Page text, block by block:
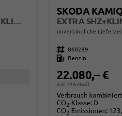
CLASSIC SELECTION KAMERA+SHZ+KLIMA+TEMPOMAT+LED+16" LM
SKODA
unverbindliche
Fahrzeugnr. 860289
Kraftstoff
Benzin
22.080,– €
incl. 19% MwSt.
Verbrauch
CO2-Klasse: D
CO2-Emissionen: